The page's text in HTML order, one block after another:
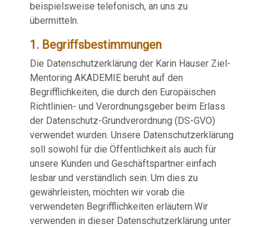
beispielsweise telefonisch, an uns zu
übermitteln.
1. Begriffsbestimmungen
Die Datenschutzerklärung der Karin Hauser Ziel-
Mentoring AKADEMIE beruht auf den
Begrifflichkeiten, die durch den Europäischen
Richtlinien- und Verordnungsgeber beim Erlass
der Datenschutz-Grundverordnung (DS-GVO)
verwendet wurden. Unsere Datenschutzerklärung
soll sowohl für die Öffentlichkeit als auch für
unsere Kunden und Geschäftspartner einfach
lesbar und verständlich sein. Um dies zu
gewährleisten, möchten wir vorab die
verwendeten Begrifflichkeiten erläutern.Wir
verwenden in dieser Datenschutzerklärung unter